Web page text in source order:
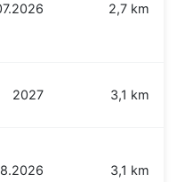
2,7 km
2027 3,1 km
3,1 km